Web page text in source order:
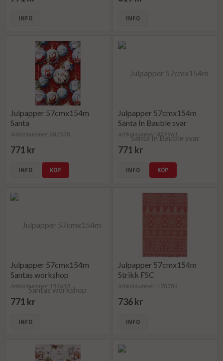
INFO INFO
Julpapper 57cmx154m
Santa
Artikelnummer: 882578
771 kr
INFO KÖP
Julpapper 57cmx154m
Santa In Bauble svar
Artikelnummer: 859961
771 kr
INFO KÖP
Julpapper 57cmx154m
Santas workshop
Artikelnummer: 152615
771 kr
INFO
Julpapper 57cmx154m
Strikk FSC
Artikelnummer: 170784
736 kr
INFO